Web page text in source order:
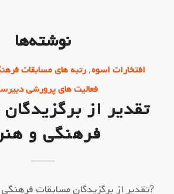
نوشته‌ها
افتخارات اسوه, رتبه های مسابقات
فعالیت های پرورشی
تقدیر از
فرهنگی و
?تقدیر از برگزیدگان مسابقات